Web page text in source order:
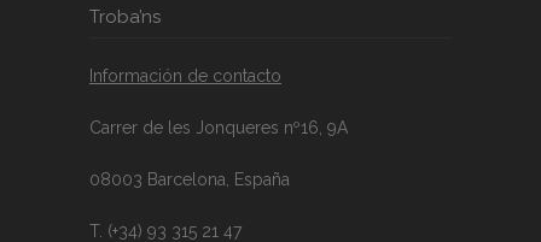
Troba’ns
Información de contacto
Carrer de les Jonqueres nº16, 9A
08003 Barcelona, España
T. (+34) 93 315 21 47